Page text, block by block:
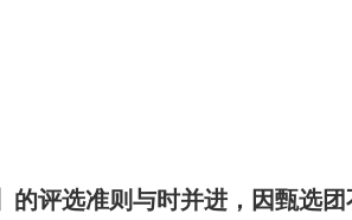
的评选准则与时并进，因甄选